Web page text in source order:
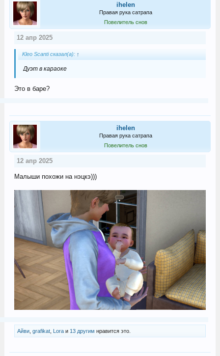
ihelen
Правая рука сатрапа
Повелитель снов
12 апр 2025
Kleo Scanti сказал(а): ↑
Дуэт в караоке
Это в баре?
ihelen
Правая рука сатрапа
Повелитель снов
12 апр 2025
Малыши похожи на нэцкэ)))
Айви, grafikat, Loraи 13 другим нравится это.